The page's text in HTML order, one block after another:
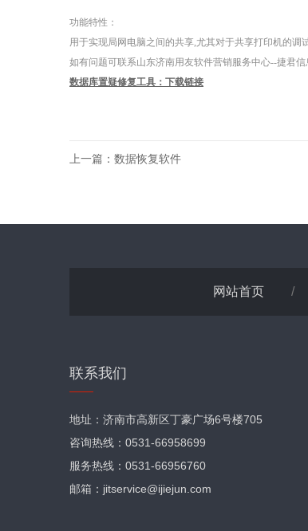
功能特性：
用于实现局网电脑之间的共享,尤其对于共享打印机的调
如有问题可联系山东济南用友软件营销服务中心--捷君信
数据库置疑修复工具：下载链接
上一篇： 数据恢复软件
网站首页 /
联系我们
地址：济南市高新区丁豪广场6号楼705
咨询热线：0531-66958699
服务热线：0531-66956760
邮箱：jitservice@ijiejun.com